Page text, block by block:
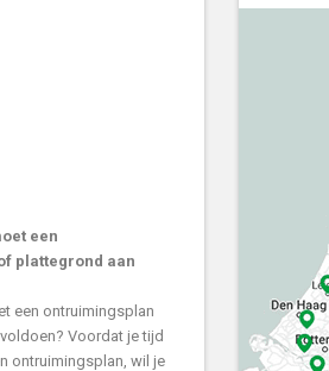
een
plattegrond aan
een ontruimingsplan
Voordat je tijd
ontruimingsplan, wil je